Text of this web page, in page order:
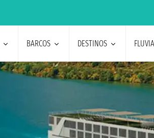
BARCOS DESTINOS